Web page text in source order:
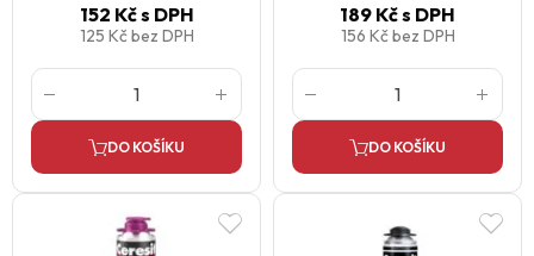
152 Kčs DPH
125 Kčbez DPH
DO KOŠÍKU
189 Kčs DPH
156 Kčbez DPH
DO KOŠÍKU